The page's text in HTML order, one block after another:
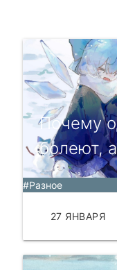
Почему
болеют,
#Разное
27 ЯНВАРЯ